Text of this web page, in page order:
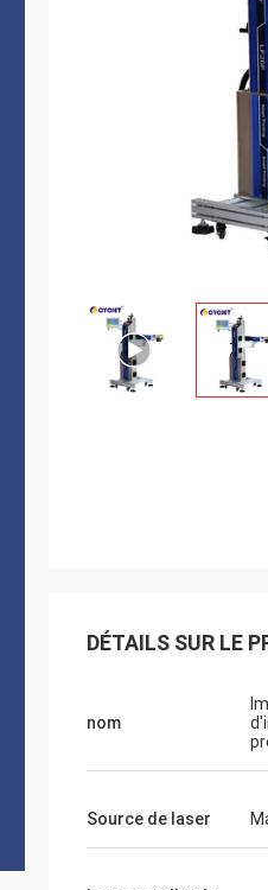
DÉTAILS SUR LE
nom
Source de laser